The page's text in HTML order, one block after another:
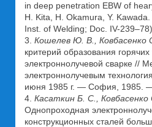
in deep penetration EBW of
H. Kita, H. Okamura, Y.
Inst. of Welding; Doc. IV-239–78).
3. Кошелев Ю. В., Ковбасенко
критерий образования
электроннолучевой сварке //
электроннолучевым
июня 1985 г. — София, 1985.
4. Касаткин Б. С.,
Однопроходная
конструкционных сталей